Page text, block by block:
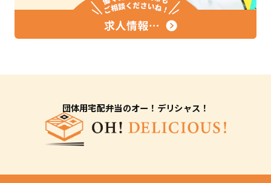
団体用宅配弁当のオー！デリシャス！